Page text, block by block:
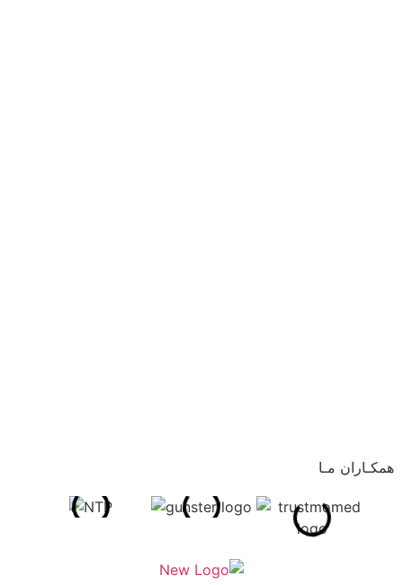
همکـاران مـا